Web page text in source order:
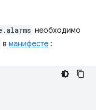
необходимо
в манифесте :